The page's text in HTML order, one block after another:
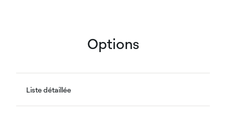
Options
Liste détaillée